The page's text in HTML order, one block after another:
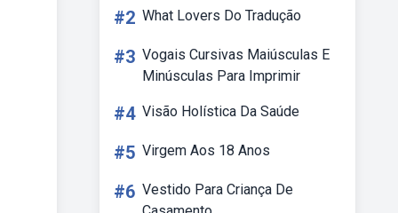
#2 What Lovers Do Tradução
#3 Vogais Cursivas Maiúsculas E
Minúsculas Para Imprimir
#4 Visão Holística Da Saúde
#5 Virgem Aos 18 Anos
#6 Vestido Para Criança De